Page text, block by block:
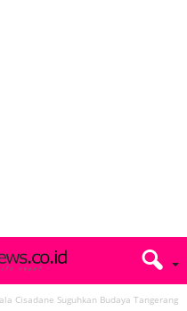
Cisadane Suguhkan Budaya Tangerang